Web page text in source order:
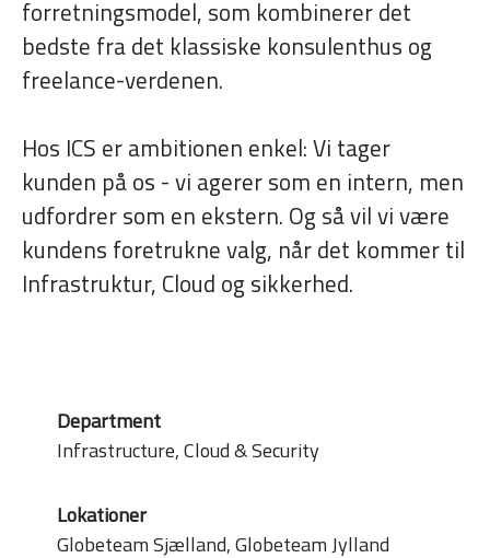
forretningsmodel, som kombinerer det
bedste fra det klassiske konsulenthus og
freelance-verdenen.
Hos ICS er ambitionen enkel: Vi tager
kunden på os - vi agerer som en intern, men
udfordrer som en ekstern. Og så vil vi være
kundens foretrukne valg, når det kommer til
Infrastruktur, Cloud og sikkerhed.
Department
Infrastructure, Cloud & Security
Lokationer
Globeteam Sjælland, Globeteam Jylland